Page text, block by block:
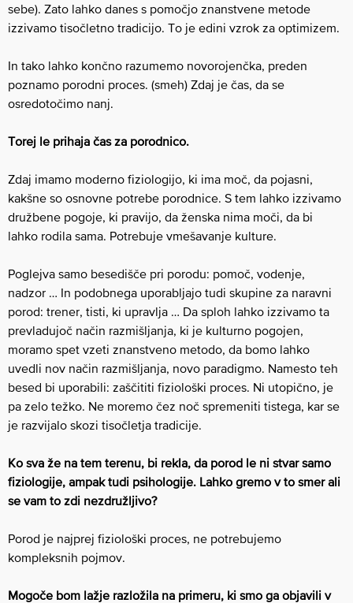
sebe). Zato lahko danes s pomočjo znanstvene metode
izzivamo tisočletno tradicijo. To je edini vzrok za optimizem.
In tako lahko končno razumemo novorojenčka, preden
poznamo porodni proces. (smeh) Zdaj je čas, da se
osredotočimo nanj.
Torej le prihaja čas za porodnico.
Zdaj imamo moderno fiziologijo, ki ima moč, da pojasni,
kakšne so osnovne potrebe porodnice. S tem lahko izzivamo
družbene pogoje, ki pravijo, da ženska nima moči, da bi
lahko rodila sama. Potrebuje vmešavanje kulture.
Poglejva samo besedišče pri porodu: pomoč, vodenje,
nadzor … In podobnega uporabljajo tudi skupine za naravni
porod: trener, tisti, ki upravlja … Da sploh lahko izzivamo ta
prevladujoč način razmišljanja, ki je kulturno pogojen,
moramo spet vzeti znanstveno metodo, da bomo lahko
uvedli nov način razmišljanja, novo paradigmo. Namesto teh
besed bi uporabili: zaščititi fiziološki proces. Ni utopično, je
pa zelo težko. Ne moremo čez noč spremeniti tistega, kar se
je razvijalo skozi tisočletja tradicije.
Ko sva že na tem terenu, bi rekla, da porod le ni stvar samo
fiziologije, ampak tudi psihologije. Lahko gremo v to smer ali
se vam to zdi nezdružljivo?
Porod je najprej fiziološki proces, ne potrebujemo
kompleksnih pojmov.
Mogoče bom lažje razložila na primeru, ki smo ga objavili v